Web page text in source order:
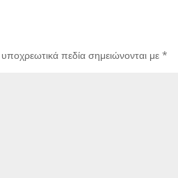
πεδία σημειώνονται με *